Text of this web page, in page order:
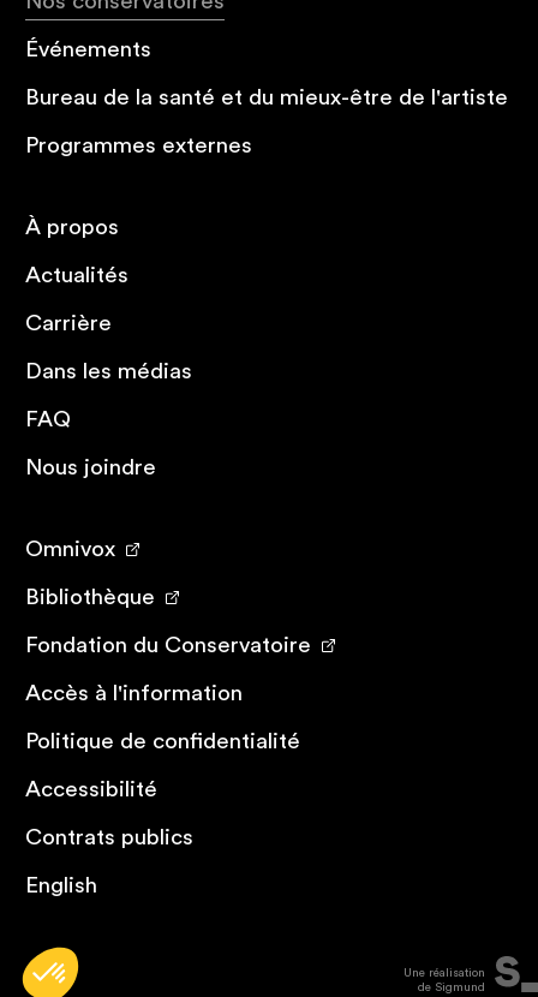
Événements
Bureau de la santé et du mieux-être de l'artiste
Programmes externes
À propos
Actualités
Carrière
Dans les médias
FAQ
Nous joindre
Omnivox
Bibliothèque
Fondation du Conservatoire
Accès à l'information
Politique de confidentialité
Accessibilité
Contrats publics
English
Une réalisation
de Sigmund